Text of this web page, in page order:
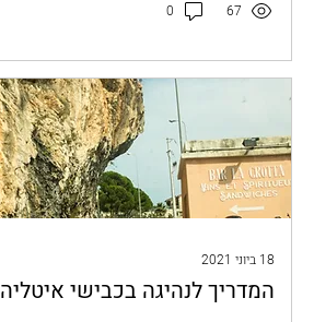
67
0
18 ביוני 2021
המדריך לנהיגה בכבישי איטליה